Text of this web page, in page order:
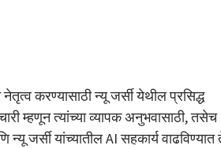
करण्यासाठी न्यू जर्सी येथील प्रसिद्ध
म्हणून त्यांच्या व्यापक अनुभवासाठी, तसेच
जर्सी यांच्यातील AI सहकार्य वाढविण्यात